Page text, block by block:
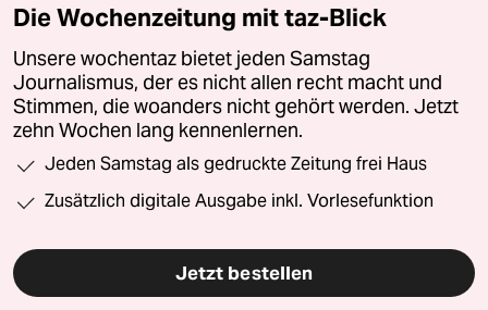
Die Wochenzeitung mit taz-Blick
Unsere wochentaz bietet jeden Samstag
Journalismus, der es nicht allen recht macht und
Stimmen, die woanders nicht gehört werden. Jetzt
zehn Wochen lang kennenlernen.
Jeden Samstag als gedruckte Zeitung frei Haus
Zusätzlich digitale Ausgabe inkl. Vorlesefunktion
Jetzt bestellen